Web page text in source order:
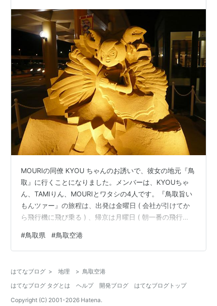
MOURIの同僚 KYOU ちゃんのお誘いで、彼女の地元『鳥
取』に行くことになりました。メンバーは、KYOUちゃ
ん、TAMIりん、MOURIとワタシの4人です。『鳥取旨い
もんツァー』の旅程は、出発は金曜日 ( 会社が引けてか
ら飛行機に飛び乗る ) 、帰京は月曜日 ( 朝一番の飛行
ジュール。 京急 羽田空港国内線ターミナル東京は、まだ
まだビジネスモード。 鳥取空港 「リトット」この砂像、
暗、このほか何にも見えないわ。 空港には、KYOUちゃ
んのお母様 ( MINAMI母さん ) の計らいで、K…
#鳥取県 #鳥取空港
はてなブログ > 地理 > 鳥取空港
はてなブログ タグとは
ヘルプ 開発ブログ
はてなブログトップ
Copyright (C) 2001-2026 Hatena.